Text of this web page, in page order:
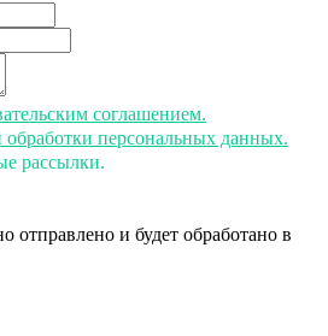
соглашением.
обработки персональных данных.
рассылки.
и будет обработано в